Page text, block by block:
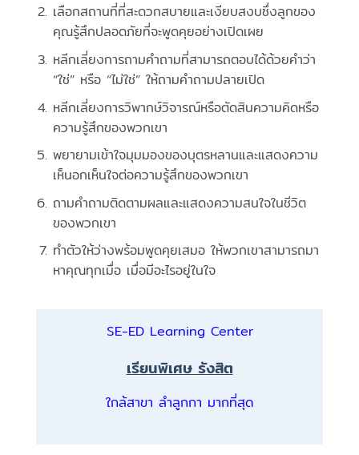
เลือกสถานที่ที่สะดวกสบายและเงียบสงบซึ่งลูกของ
คุณรู้สึกปลอดภัยที่จะพูดคุยอย่างเปิดเผย
หลีกเลี่ยงการถามคำถามที่สามารถตอบได้ด้วยคำว่า
“ใช่” หรือ “ไม่ใช่” ให้ถามคำถามปลายเปิด
หลีกเลี่ยงการวิพากษ์วิจารณ์หรือตัดสินความคิดหรือ
ความรู้สึกของพวกเขา
พยายามเข้าใจมุมมองของบุตรหลานและแสดงความ
เห็นอกเห็นใจต่อความรู้สึกของพวกเขา
ถามคำถามติดตามผลและแสดงความสนใจในชีวิต
ของพวกเขา
ทำตัวให้ว่างพร้อมพูดคุยเสมอ ให้พวกเขาสามารถมา
หาคุณทุกเมื่อ เมื่อมีอะไรอยู่ในใจ
SE-ED Learning Center
เรียนพิเศษ รังสิต
ใกล้สาขา ลำลูกกา มากที่สุด